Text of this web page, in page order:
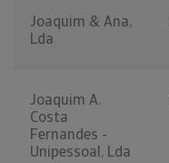
Joaquim & Ana,
Lda
Joaquim A.
Costa
Fernandes -
Unipessoal, Lda